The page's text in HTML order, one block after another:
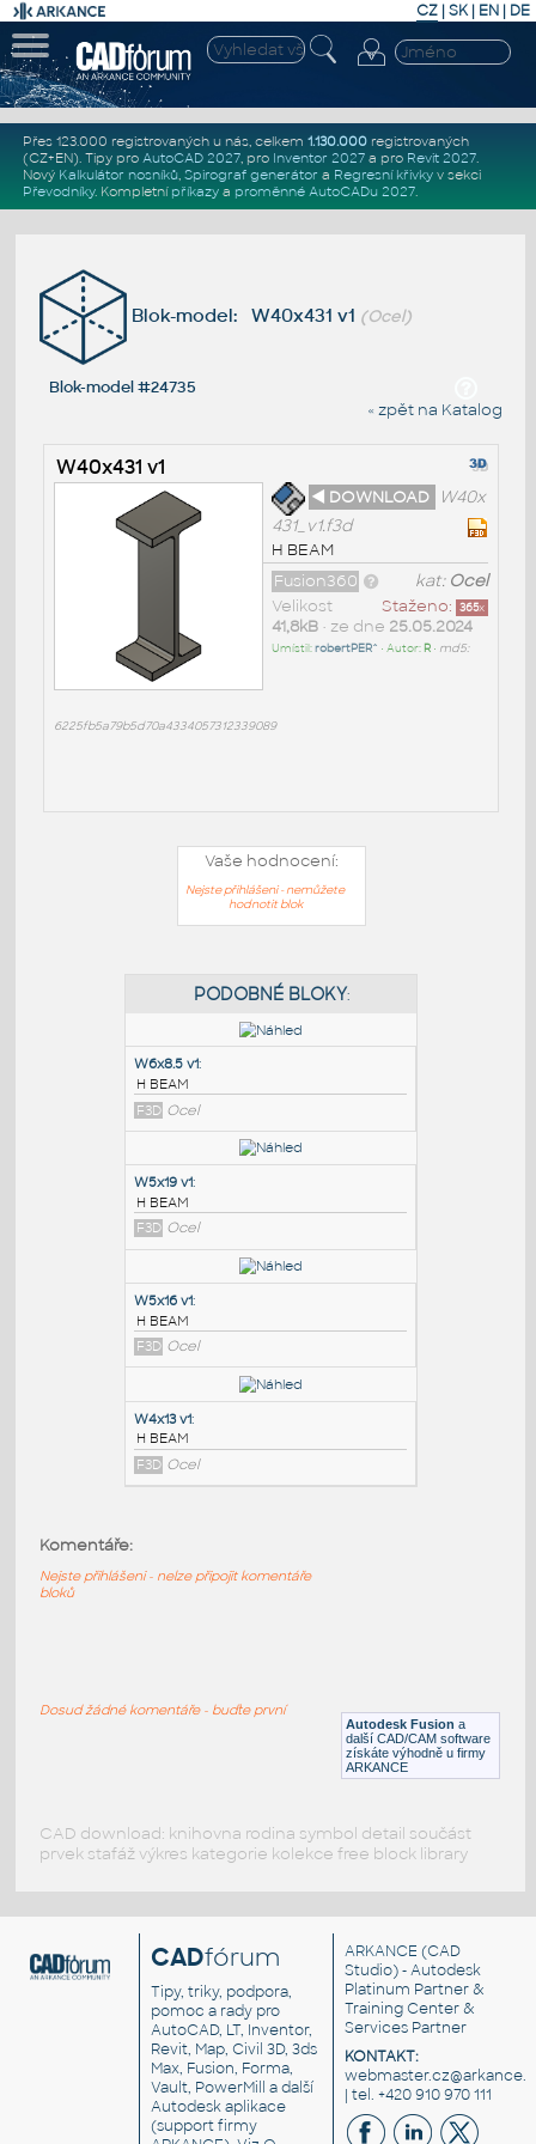
CZ | SK| EN | DE
Přes 123.000 registrovaných u nás, celkem 1.130.000registrovaných
(CZ+EN). Tipy pro AutoCAD 2027, pro Inventor 2027a pro Revit 2027.
Nový Kalkulátor nosníků, Spirograf generátor a Regresní křivkyv sekci
Převodníky. Kompletní příkazya proměnné AutoCADu 2027.
Blok-model: W40x431 v1 (Ocel)
Blok-model #24735
« zpět na Katalog
W40x431 v1
◄ DOWNLOAD
W40x
431_v1.f3d
H BEAM
kat: Ocel
Fusion360
Staženo: 365x
Velikost
41,8kB• ze dne 25.05.2024
Umístil:robertPER^ • Autor: R• md5:
6225fb5a79b5d70a4334057312339089
Vaše hodnocení:
Nejste přihlášeni - nemůžete
hodnotit blok
PODOBNÉ BLOKY:
W6x8.5 v1:
F3D Ocel
H BEAM
F3D Ocel
F3D Ocel
Autodesk Fusion a
další CAD/CAM software
získáte výhodně u firmy
ARKANCE
Komentáře:
Nejste přihlášeni - nelze připojit komentáře
bloků
Dosud žádné komentáře - buďte první
CAD download: knihovna rodina symbol detail součást
prvek stafáž výkres kategorie kolekce free block library
CADfórum
Tipy, triky, podpora,
pomoc a rady pro
AutoCAD, LT, Inventor,
Revit, Map, Civil 3D, 3ds
Max, Fusion, Forma,
Vault, PowerMill a další
Autodesk aplikace
(support firmy
ARKANCE (CAD
Studio) - Autodesk
Platinum Partner &
Training Center &
Services Partner
KONTAKT:
| tel. +420 910 970 111